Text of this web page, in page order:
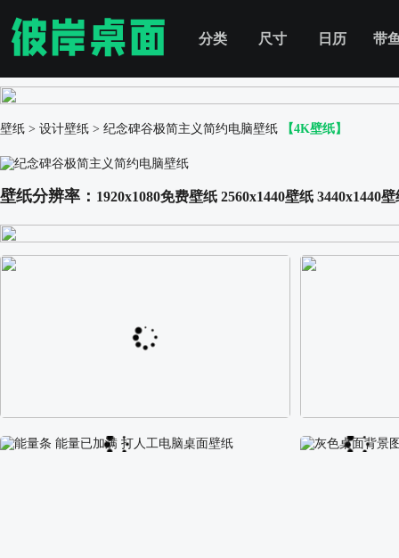
分类 尺寸 日历 带
壁纸 > 设计壁纸 > 纪念碑谷极简主义简约电脑壁纸 【4K壁纸】
壁纸分辨率： 1920x1080免费壁纸 2560x1440壁纸 3440x1440壁
阿尔卑斯山区自然风景壁纸 校园长发可爱